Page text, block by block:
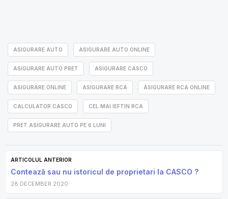
ASIGURARE AUTO ASIGURARE AUTO ONLINE
ASIGURARE AUTO PRET ASIGURARE CASCO
ASIGURARE ONLINE ASIGURARE RCA ASIGURARE RCA ONLINE
CALCULATOR CASCO CEL MAI IEFTIN RCA
PRET ASIGURARE AUTO PE 6 LUNI
ARTICOLUL ANTERIOR
Contează sau nu istoricul de proprietari la CASCO ?
28 DECEMBER 2020